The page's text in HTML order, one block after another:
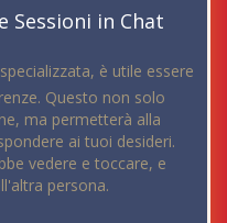
Sessioni in Chat
è utile essere
Questo non solo
ma permetterà alla
ai tuoi desideri.
vedere e toccare, e
persona.